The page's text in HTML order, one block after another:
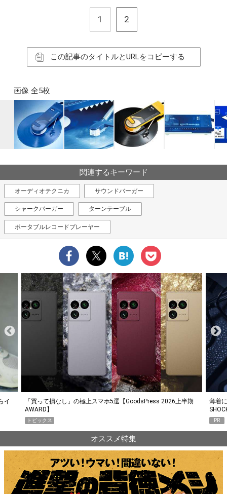
1 2
この記事のタイトルとURLをコピーする
画像 全5枚
関連するキーワード
オーディオテクニカ サウンドバーガー
シャークバーガー ターンテーブル
ポータブルレコードプレーヤー
イ
「買って損なし」の極上スマホ5選【GoodsPress 2026上半期
AWARD】
トピックス
薄着
PR
オススメ特集